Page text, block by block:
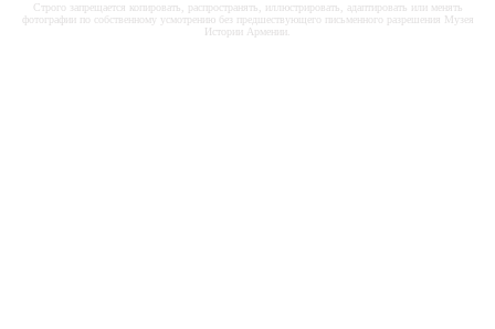
Строго запрещается копировать, распространять, иллюстрировать, адаптировать или менять
фотографии по собственному усмотрению без предшествующего письменного разрешения Музея
Истории Армении.